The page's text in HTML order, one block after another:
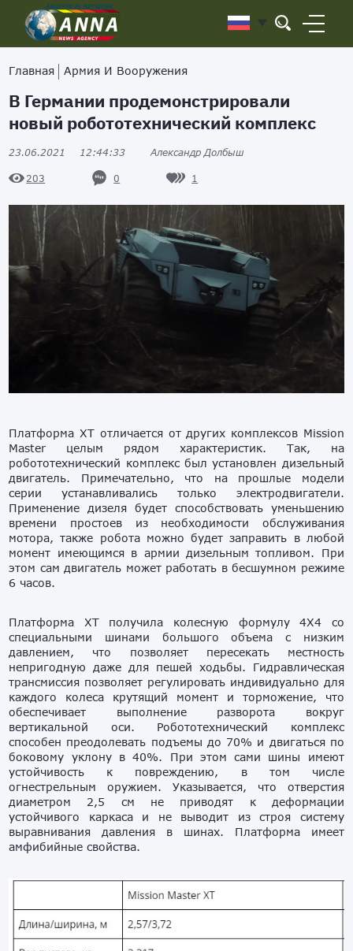
Главная Армия И Вооружения
В Германии продемонстрировали
новый робототехнический комплекс
23.06.2021 12:44:33 Александр Долбыш
203 0 1
Платформа XT отличается от других комплексов Mission
Master целым рядом характеристик. Так, на
робототехнический комплекс был установлен дизельный
двигатель. Примечательно, что на прошлые модели
серии устанавливались только электродвигатели.
Применение дизеля будет способствовать уменьшению
времени простоев из необходимости обслуживания
мотора, также робота можно будет заправить в любой
момент имеющимся в армии дизельным топливом. При
этом сам двигатель может работать в бесшумном режиме
6 часов.
Платформа XT получила колесную формулу 4X4 со
специальными шинами большого объема с низким
давлением, что позволяет пересекать местность
непригодную даже для пешей ходьбы. Гидравлическая
трансмиссия позволяет регулировать индивидуально для
каждого колеса крутящий момент и торможение, что
обеспечивает выполнение разворота вокруг
вертикальной оси. Робототехнический комплекс
способен преодолевать подъемы до 70% и двигаться по
боковому уклону в 40%. При этом сами шины имеют
устойчивость к повреждению, в том числе
огнестрельным оружием. Указывается, что отверстия
диаметром 2,5 см не приводят к деформации
устойчивого каркаса и не выводит из строя систему
выравнивания давления в шинах. Платформа имеет
амфибийные свойства.